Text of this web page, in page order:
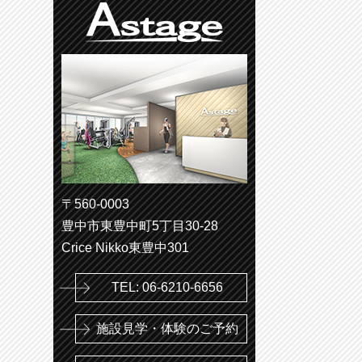
〒560-0003
豊中市東豊中町5丁目30-28
Crice Nikko東豊中301
TEL: 06-6210-6656
施設見学・体験のご予約